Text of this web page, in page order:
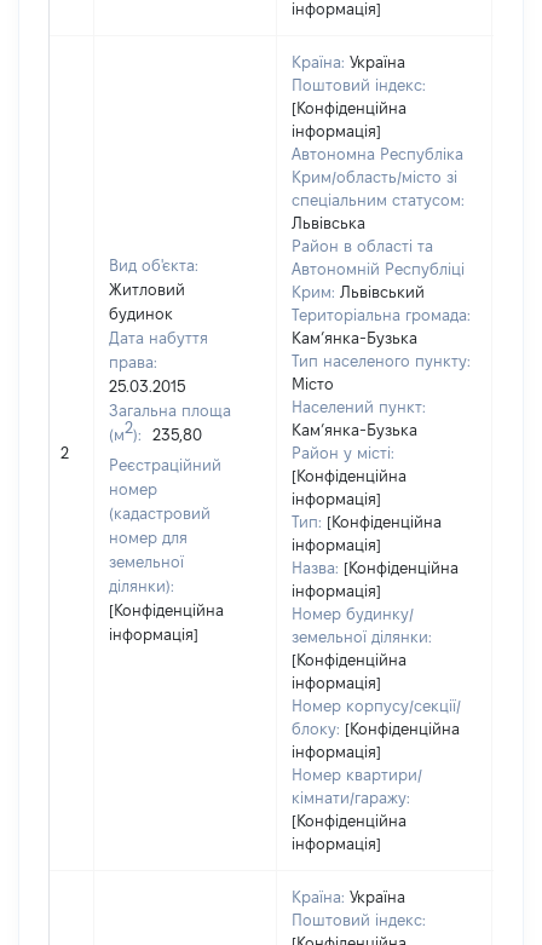
інформація]
2
Вид об'єкта:
Житловий
будинок
Дата набуття
права:
25.03.2015
Загальна площа
(м2):
235,80
Реєстраційний
номер
(кадастровий
номер для
земельної
ділянки):
[Конфіденційна
інформація]
Країна: Україна
Поштовий індекс:
[Конфіденційна
інформація]
Автономна Республіка
Крим/область/місто зі
спеціальним статусом:
Львівська
Район в області та
Автономній Республіці
Крим: Львівський
Територіальна громада:
Кам’янка-Бузька
Тип населеного пункту:
Місто
Населений пункт:
Кам’янка-Бузька
Район у місті:
[Конфіденційна
інформація]
Тип: [Конфіденційна
інформація]
Назва: [Конфіденційна
інформація]
Номер будинку/
земельної ділянки:
[Конфіденційна
інформація]
Номер корпусу/секції/
блоку: [Конфіденційна
інформація]
Номер квартири/
кімнати/гаражу:
[Конфіденційна
інформація]
Країна: Україна
Поштовий індекс: